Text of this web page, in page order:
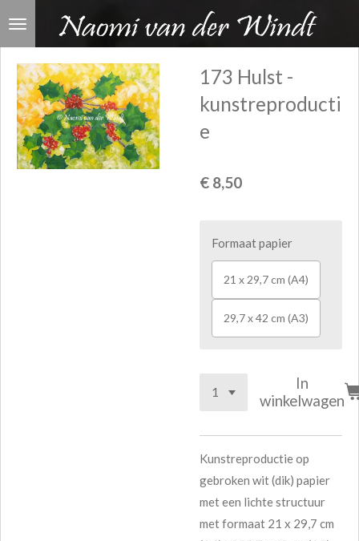
Ga
naar
de
hoofdinhoud
173 Hulst -
kunstreproducti
e
€ 8,50
Formaat papier
21 x 29,7 cm (A4)
29,7 x 42 cm (A3)
In
winkelwagen
Kunstreproductie op
gebroken wit (dik) papier
met een lichte structuur
met formaat 21 x 29,7 cm